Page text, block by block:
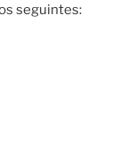
seguintes: